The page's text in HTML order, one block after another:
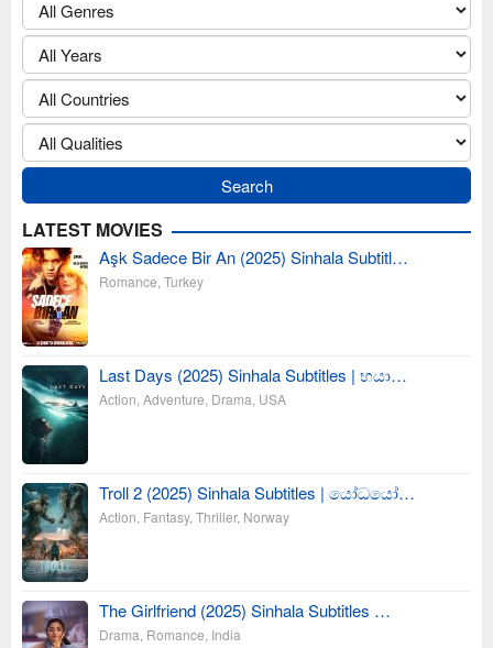
LATEST MOVIES
Aşk Sadece Bir An (2025) Sinhala Subtitl…
Romance,Turkey
Last Days (2025) Sinhala Subtitles | භයා…
Action,Adventure, Drama, USA
Troll 2 (2025) Sinhala Subtitles | යෝධයෝ…
Action, Fantasy,Thriller, Norway
The Girlfriend (2025) Sinhala Subtitles …
Drama, Romance, India